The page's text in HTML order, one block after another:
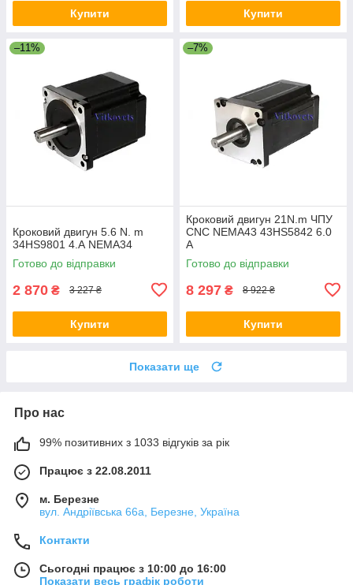
Купити Купити
–11%
Кроковий двигун 5.6 N. m
34HS9801 4.А NEMA34
Готово до відправки
2 870 ₴ 3 227 ₴
Купити
–7%
Кроковий двигун 21N.m ЧПУ
CNC NEMA43 43HS5842 6.0
А
Готово до відправки
8 297 ₴ 8 922 ₴
Купити
Показати ще
Про нас
99% позитивних з 1033 відгуків за рік
Працює з 22.08.2011
м. Березне
вул. Андріївська 66а, Березне, Україна
Контакти
Сьогодні працює з 10:00 до 16:00
Показати весь графік роботи